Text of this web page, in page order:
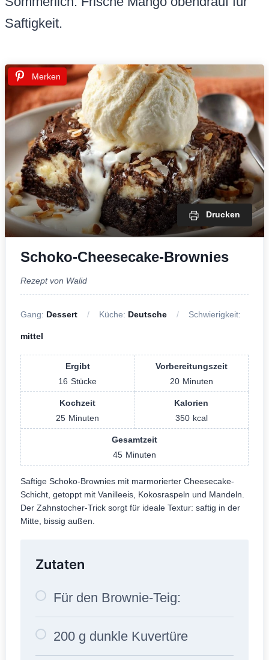
Saftigkeit.
Merken
Drucken
Schoko-Cheesecake-Brownies
Rezept von Walid
Gang: Dessert Küche: Deutsche Schwierigkeit:
mittel
Ergibt
16 Stücke
Vorbereitungszeit
20 Minuten
Kochzeit
25 Minuten
Kalorien
350 kcal
Gesamtzeit
45 Minuten
Saftige Schoko-Brownies mit marmorierter Cheesecake-
Schicht, getoppt mit Vanilleeis, Kokosraspeln und Mandeln.
Der Zahnstocher-Trick sorgt für ideale Textur: saftig in der
Mitte, bissig außen.
Zutaten
Für den Brownie-Teig:
200 g dunkle Kuvertüre